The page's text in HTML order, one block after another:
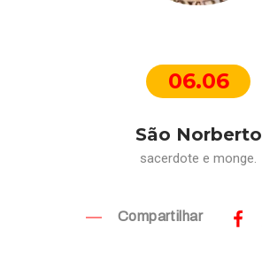
06.06
São Norberto
sacerdote e monge.
Compartilhar